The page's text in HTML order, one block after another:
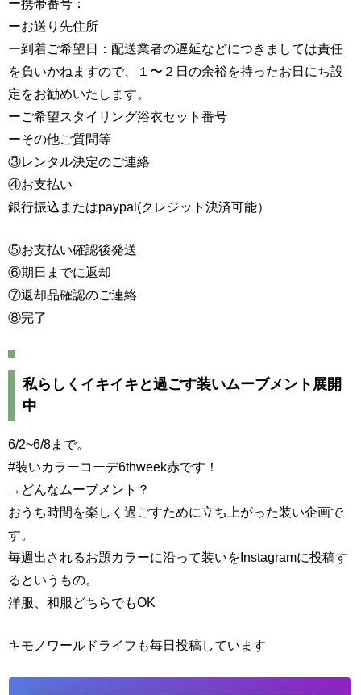
ー携帯番号：
ーお送り先住所
ー到着ご希望日：配送業者の遅延などにつきましては責任
を負いかねますので、１〜２日の余裕を持ったお日にち設
定をお勧めいたします。
ーご希望スタイリング浴衣セット番号
ーその他ご質問等
③レンタル決定のご連絡
④お支払い
銀行振込またはpaypal(クレジット決済可能）
⑤お支払い確認後発送
⑥期日までに返却
⑦返却品確認のご連絡
⑧完了
私らしくイキイキと過ごす装いムーブメント展開
中
6/2~6/8まで。
#装いカラーコーデ6thweek赤です！
→どんなムーブメント？
おうち時間を楽しく過ごすために立ち上がった装い企画で
す。
毎週出されるお題カラーに沿って装いをInstagramに投稿す
るというもの。
洋服、和服どちらでもOK
キモノワールドライフも毎日投稿しています